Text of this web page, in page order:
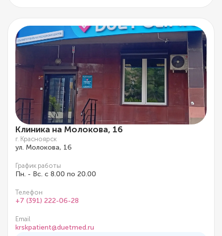
Клиника на Молокова, 16
г. Красноярск
ул. Молокова, 16
График работы
Пн. - Вс. с 8.00 по 20.00
Телефон
+7 (391) 222-06-28
Email
krskpatient@duetmed.ru